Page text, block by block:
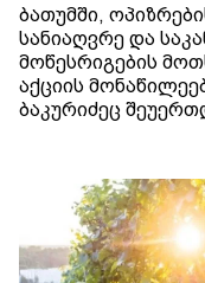
ბათუმში,
სანიაღვრე და
მოწესრიგების
აქციის
ბაკურიძეც